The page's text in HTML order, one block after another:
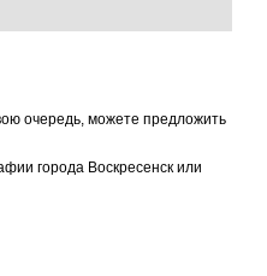
очередь, можете предложить
города Воскресенск или